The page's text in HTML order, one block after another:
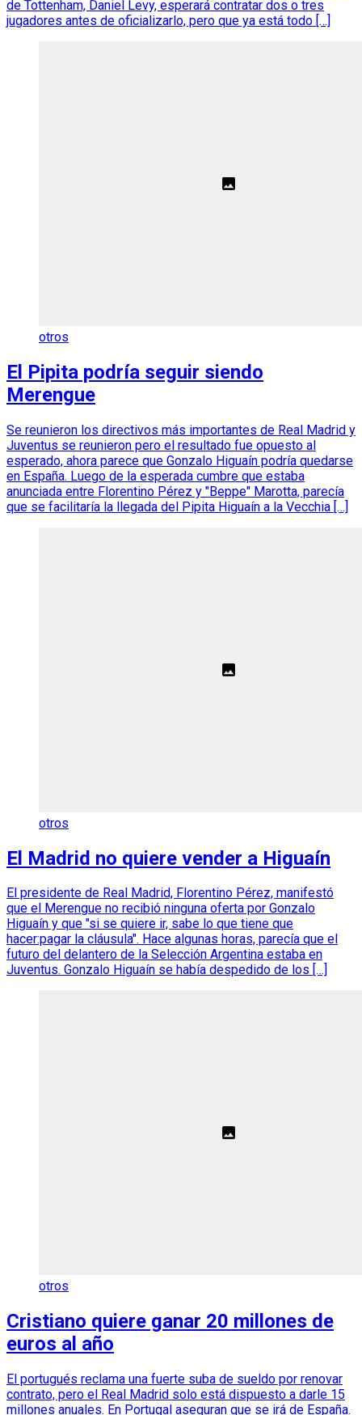
de Tottenham, Daniel Levy, esperará contratar dos o tres
jugadores antes de oficializarlo, pero que ya está todo […]
otros
El Pipita podría seguir siendo
Merengue
Se reunieron los directivos más importantes de Real Madrid y
Juventus se reunieron pero el resultado fue opuesto al
esperado, ahora parece que Gonzalo Higuaín podría quedarse
en España. Luego de la esperada cumbre que estaba
anunciada entre Florentino Pérez y "Beppe" Marotta, parecía
que se facilitaría la llegada del Pipita Higuaín a la Vecchia […]
otros
El Madrid no quiere vender a Higuaín
El presidente de Real Madrid, Florentino Pérez, manifestó
que el Merengue no recibió ninguna oferta por Gonzalo
Higuaín y que "si se quiere ir, sabe lo que tiene que
hacer:pagar la cláusula". Hace algunas horas, parecía que el
futuro del delantero de la Selección Argentina estaba en
Juventus. Gonzalo Higuaín se había despedido de los […]
otros
Cristiano quiere ganar 20 millones de
euros al año
El portugués reclama una fuerte suba de sueldo por renovar
contrato, pero el Real Madrid solo está dispuesto a darle 15
millones anuales. En Portugal aseguran que se irá de España.